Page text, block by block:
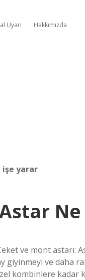
Uyarı Hakkımızda
işe yarar
Ne
ve mont astarı:
ve daha
kombinlere kadar